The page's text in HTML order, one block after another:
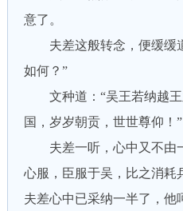
意了。
夫差这般转念，便缓缓
如何？”
文种道：“吴王若纳越王
国，岁岁朝贡，世世尊仰！”
夫差一听，心中又不由
心服，臣服于吴，比之消耗
夫差心中已采纳一半了，他